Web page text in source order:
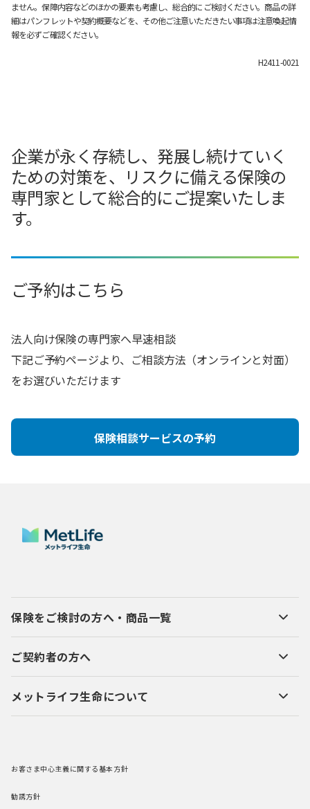
ません。保障内容などのほかの要素も考慮し、総合的にご検討ください。商品の詳
細はパンフレットや契約概要などを、その他ご注意いただきたい事項は注意喚起情
報を必ずご確認ください。
H2411-0021
企業が永く存続し、発展し続けていく
ための対策を、リスクに備える保険の
専門家として総合的にご提案いたしま
す。
ご予約はこちら
法人向け保険の専門家へ早速相談
下記ご予約ページより、ご相談方法（オンラインと対面）
をお選びいただけます
保険相談サービスの予約
保険をご検討の方へ・商品一覧
ご契約者の方へ
メットライフ生命について
お客さま中心主義に関する基本方針
勧誘方針